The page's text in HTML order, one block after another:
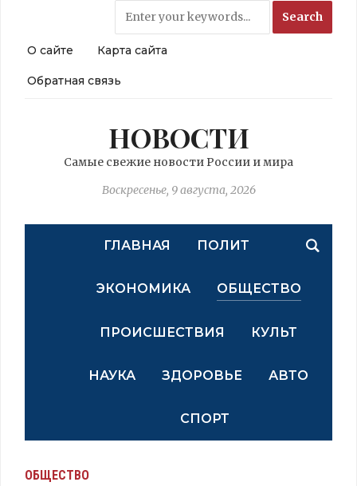
О сайте Карта сайта
Обратная связь
НОВОСТИ
Самые свежие новости России и мира
Воскресенье, 9 августа, 2026
ГЛАВНАЯ ПОЛИТ
ЭКОНОМИКА ОБЩЕСТВО
ПРОИСШЕСТВИЯ КУЛЬТ
НАУКА ЗДОРОВЬЕ АВТО
СПОРТ
ОБЩЕСТВО